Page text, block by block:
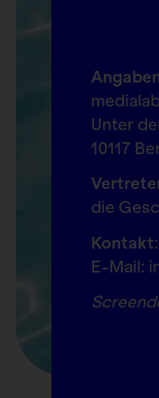
Unter
10117
die
Kontakt:
E-Mail: